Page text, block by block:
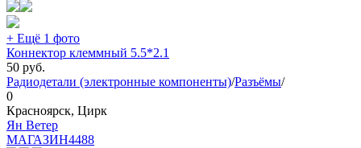
+ Ещё 1 фото
Коннектор клеммный 5.5*2.1
50 руб.
Радиодетали (электронные компоненты)/Разъёмы/
0
Красноярск, Цирк
Ян Ветер
МАГАЗИН4488